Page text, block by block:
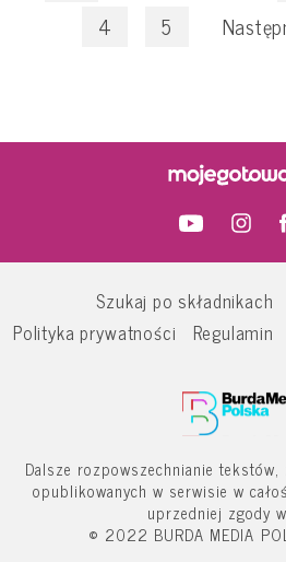
4
5
Szukaj po składnikach
Polityka prywatności
Regulamin
Dalsze rozpowszechnianie
opublikowanych w serwisie w
uprzedniej zgody
© 2022 BURDA MEDIA